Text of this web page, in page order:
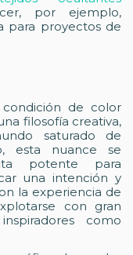
por ejemplo,
para proyectos de
de color
filosofía creativa,
saturado de
esta nuance se
potente para
una intención y
la experiencia de
con gran
como